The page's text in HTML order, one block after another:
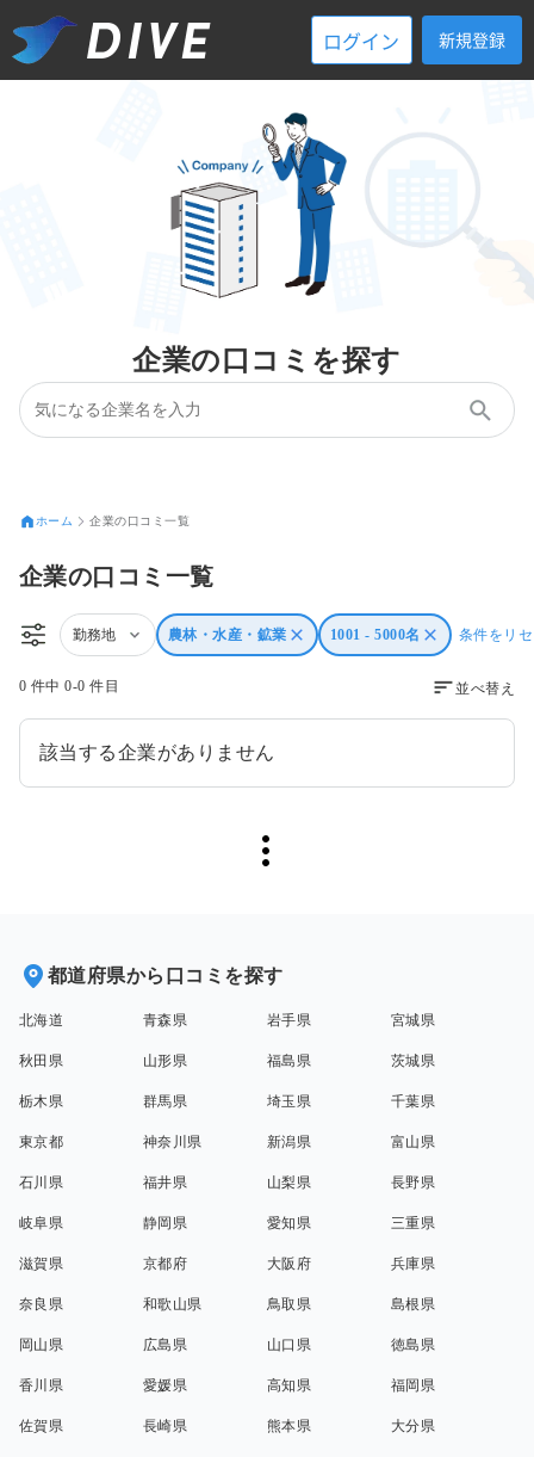
ログイン 新規登録
企業の口コミを探す
ホーム 企業の口コミ一覧
企業の口コミ一覧
勤務地 農林・水産・鉱業 1001 - 5000名 条件をリ
0 件中 0-0 件目 並べ替え
該当する企業がありません
都道府県から口コミを探す
北海道 青森県 岩手県 宮城県
秋田県 山形県 福島県 茨城県
栃木県 群馬県 埼玉県 千葉県
東京都 神奈川県 新潟県 富山県
石川県 福井県 山梨県 長野県
岐阜県 静岡県 愛知県 三重県
滋賀県 京都府 大阪府 兵庫県
奈良県 和歌山県 鳥取県 島根県
岡山県 広島県 山口県 徳島県
香川県 愛媛県 高知県 福岡県
佐賀県 長崎県 熊本県 大分県